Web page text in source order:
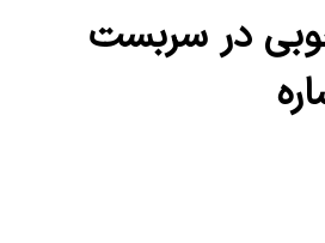
در سربست